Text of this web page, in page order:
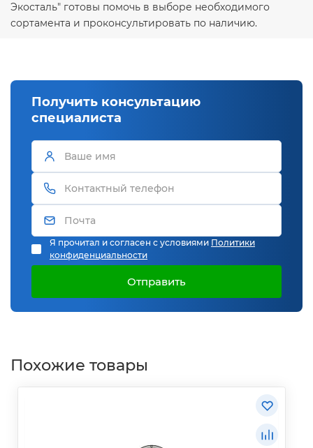
Экосталь" готовы помочь в выборе необходимого
сортамента и проконсультировать по наличию.
Получить консультацию
специалиста
Я прочитал и согласен с условиями Политики
конфиденциальности
Отправить
Похожие товары